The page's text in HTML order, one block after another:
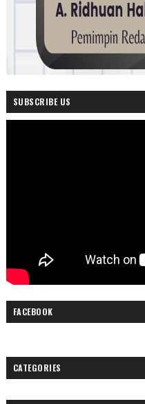
SUBSCRIBE US
FACEBOOK
CATEGORIES